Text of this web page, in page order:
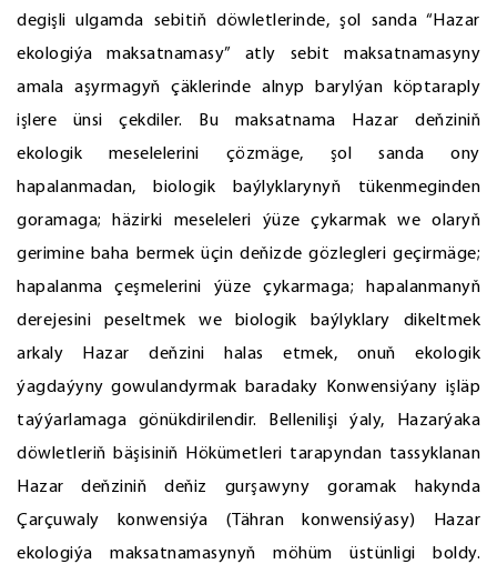
degişli ulgamda sebitiň döwletlerinde, şol sanda “Hazar
ekologiýa maksatnamasy” atly sebit maksatnamasyny
amala aşyrmagyň çäklerinde alnyp barylýan köptaraply
işlere ünsi çekdiler. Bu maksatnama Hazar deňziniň
ekologik meselelerini çözmäge, şol sanda ony
hapalanmadan, biologik baýlyklarynyň tükenmeginden
goramaga; häzirki meseleleri ýüze çykarmak we olaryň
gerimine baha bermek üçin deňizde gözlegleri geçirmäge;
hapalanma çeşmelerini ýüze çykarmaga; hapalanmanyň
derejesini peseltmek we biologik baýlyklary dikeltmek
arkaly Hazar deňzini halas etmek, onuň ekologik
ýagdaýyny gowulandyrmak baradaky Konwensiýany işläp
taýýarlamaga gönükdirilendir. Bellenilişi ýaly, Hazarýaka
döwletleriň bäşisiniň Hökümetleri tarapyndan tassyklanan
Hazar deňziniň deňiz gurşawyny goramak hakynda
Çarçuwaly konwensiýa (Tähran konwensiýasy) Hazar
ekologiýa maksatnamasynyň möhüm üstünligi boldy.